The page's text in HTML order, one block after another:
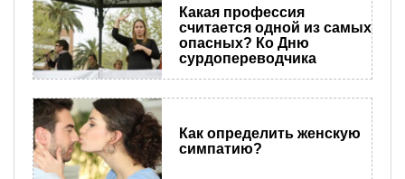
Какая профессия
считается одной из самых
опасных? Ко Дню
сурдопереводчика
Как определить женскую
симпатию?